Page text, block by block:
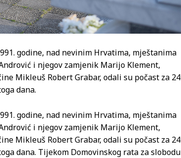
godine, nad nevinim Hrvatima, mještanima
i njegov zamjenik Marijo Klement,
Mikleuš Robert Grabar, odali su počast za 24
dana.
godine, nad nevinim Hrvatima, mještanima
i njegov zamjenik Marijo Klement,
Mikleuš Robert Grabar, odali su počast za 24
dana. Tijekom Domovinskog rata za slobodu